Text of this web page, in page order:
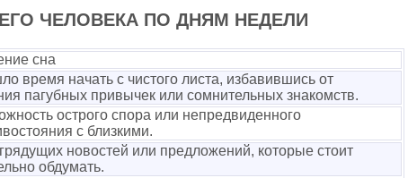
ЧЕЛОВЕКА ПО ДНЯМ НЕДЕЛИ
сна
время начать с чистого листа, избавившись от
пагубных привычек или сомнительных знакомств.
острого спора или непредвиденного
с близкими.
новостей или предложений, которые стоит
обдумать.